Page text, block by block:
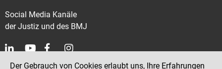
Social Media Kanäle
der Justiz und des BMJ
Der Gebrauch von Cookies erlaubt uns, Ihre Erfahrungen